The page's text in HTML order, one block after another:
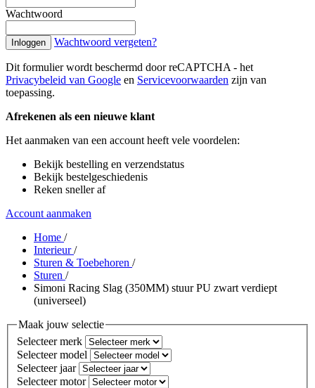
Wachtwoord
Inloggen Wachtwoord vergeten?
Dit formulier wordt beschermd door reCAPTCHA - het
Privacybeleid van Google en Servicevoorwaarden zijn van
toepassing.
Afrekenen als een nieuwe klant
Het aanmaken van een account heeft vele voordelen:
Bekijk bestelling en verzendstatus
Bekijk bestelgeschiedenis
Reken sneller af
Account aanmaken
Home /
Interieur/
Sturen & Toebehoren /
Sturen /
Simoni Racing Slag (350MM) stuur PU zwart verdiept
(universeel)
Maak jouw selectie
Selecteer merk
Selecteer model
Selecteer jaar
Selecteer motor